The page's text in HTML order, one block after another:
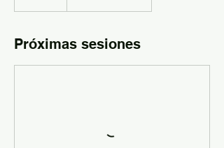
Próximas sesiones